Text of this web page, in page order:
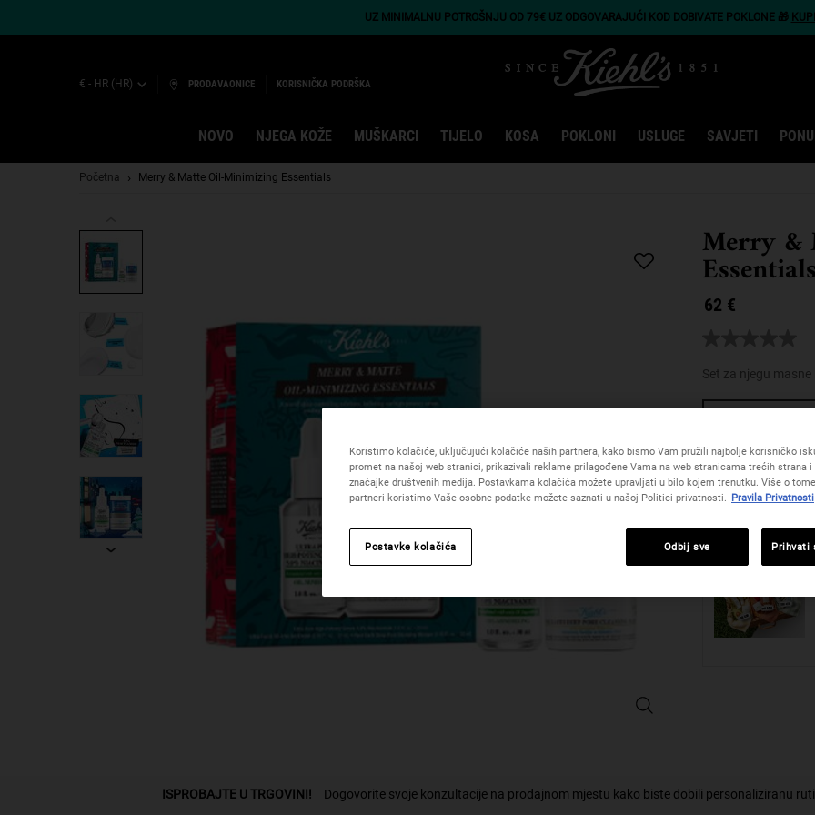
UZ MINIMALNU POTROŠNJU OD 79€ UZ ODGOVARAJUĆI KOD DOBIVATE POKLONE 🎁
€ - HR (HR) PRODAVAONICE KORISNIČKA PODRŠKA
NOVO NJEGA KOŽE MUŠKARCI TIJELO KOSA POKLONI USLUGE SAVJETI
Početna Merry & Matte Oil-Minimizing Essentials
Merry &
Essentials
62 €
ocjene
za
Merry & Matte Oil-Minimizing
Set za njegu masne
One veličinu only
−
Količina
+
ISPROBAJTE U TRGOVINI! Dogovorite svoje konzultacije na prodajnom mjestu kako biste dobili personaliziranu
Koristimo kolačiće, uključujući kolačiće naših partnera, kako bismo Vam pružili najbolje korisničko
promet na našoj web stranici, prikazivali reklame prilagođene Vama na web stranicama trećih strana i
značajke društvenih medija. Postavkama kolačića možete upravljati u bilo kojem trenutku. Više o
partneri koristimo Vaše osobne podatke možete saznati u našoj Politici privatnosti. Pravila Privatnosti
Odbij sve Prihvati
Postavke kolačića